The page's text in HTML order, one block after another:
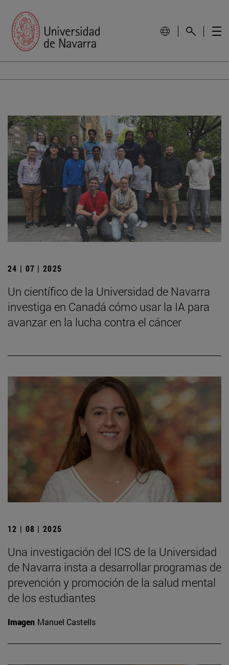
24 | 07 | 2025
Un científico de la Universidad de Navarra
investiga en Canadá cómo usar la IA para
avanzar en la lucha contra el cáncer
12 | 08 | 2025
Una investigación del ICS de la Universidad
de Navarra insta a desarrollar programas de
prevención y promoción de la salud mental
de los estudiantes
Imagen Manuel Castells